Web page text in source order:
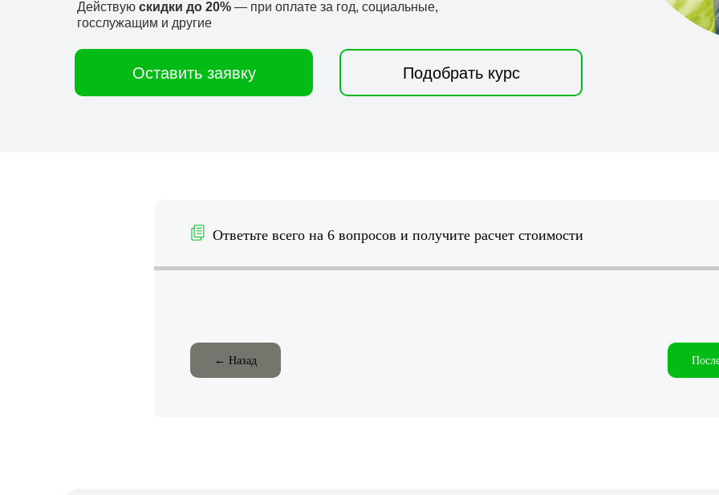
Подобрать курс
Действую скидки до 20% — при оплате за год, социальные,
госслужащим и другие
Оставить заявку
Ответьте всего на 6 вопросов и получите расчет стоимости
← Назад